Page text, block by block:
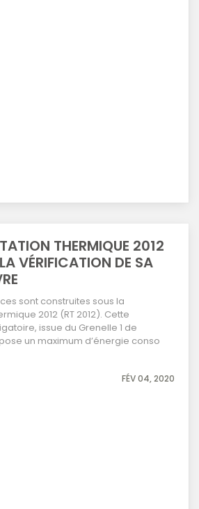
THERMIQUE 2012
VÉRIFICATION DE SA
sont construites sous la
2012 (RT 2012). Cette
issue du Grenelle 1 de
un maximum d’énergie conso
FÉV 04, 2020